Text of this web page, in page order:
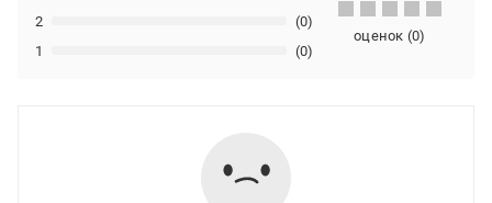
1 (0)
2 (0)
оценок (0)